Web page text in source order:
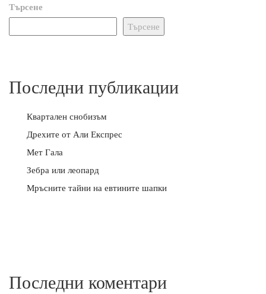
Търсене
Търсене
Последни публикации
Квартален снобизъм
Дрехите от Али Експрес
Мет Гала
Зебра или леопард
Мръсните тайни на евтините шапки
Последни коментари